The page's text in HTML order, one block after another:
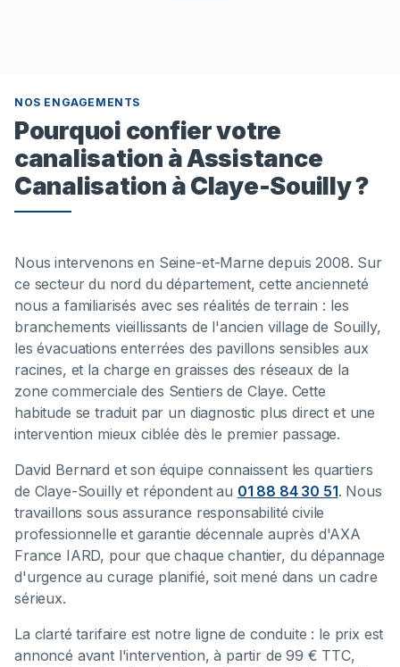
NOS ENGAGEMENTS
Pourquoi confier votre
canalisation à Assistance
Canalisation à Claye-Souilly ?
Nous intervenons en Seine-et-Marne depuis 2008. Sur
ce secteur du nord du département, cette ancienneté
nous a familiarisés avec ses réalités de terrain : les
branchements vieillissants de l'ancien village de Souilly,
les évacuations enterrées des pavillons sensibles aux
racines, et la charge en graisses des réseaux de la
zone commerciale des Sentiers de Claye. Cette
habitude se traduit par un diagnostic plus direct et une
intervention mieux ciblée dès le premier passage.
David Bernard et son équipe connaissent les quartiers
de Claye-Souilly et répondent au 01 88 84 30 51. Nous
travaillons sous assurance responsabilité civile
professionnelle et garantie décennale auprès d'AXA
France IARD, pour que chaque chantier, du dépannage
d'urgence au curage planifié, soit mené dans un cadre
sérieux.
La clarté tarifaire est notre ligne de conduite : le prix est
annoncé avant l'intervention, à partir de 99 € TTC,